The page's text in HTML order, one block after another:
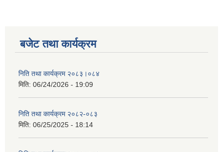
बजेट तथा कार्यक्रम
निति तथा कार्यक्रम २०८३।०८४
मिति: 06/24/2026 - 19:09
निति तथा कार्यक्रम २०८२-०८३
मिति: 06/25/2025 - 18:14